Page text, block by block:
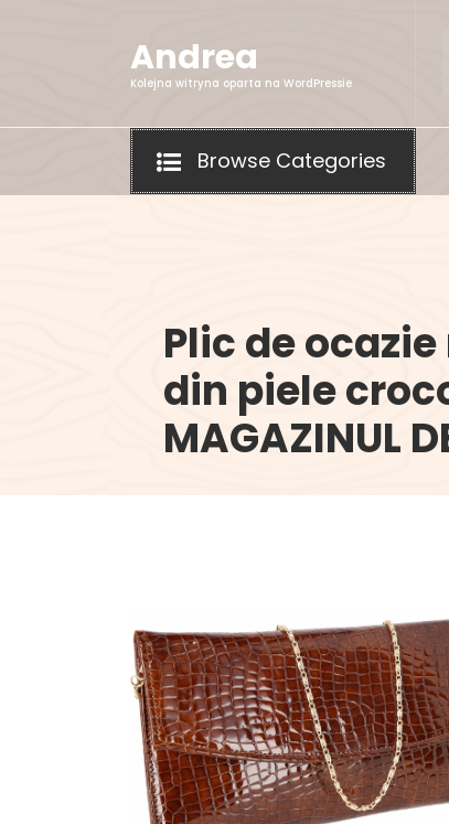
Andrea
Kolejna witryna oparta na WordPressie
Browse Categories
Plic de
din piele
MAGAZINUL